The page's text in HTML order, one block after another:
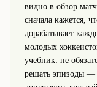
видно в обзор
сначала кажется,
дорабатывает
молодых
учебник: не
решать эпизоды —